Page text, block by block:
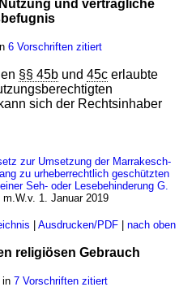
und vertragliche
6 Vorschriften zitiert
§§ 45b und45c erlaubte
sich der Rechtsinhaber
zur Umsetzung der Marrakesch-
zu urheberrechtlich geschützten
Seh- oder Lesebehinderung G.
m.W.v. 1. Januar 2019
| Ausdrucken/PDF| nach oben
religiösen Gebrauch
in7 Vorschriften zitiert